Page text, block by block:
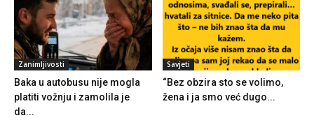
Zanimljivosti
Baka u autobusu nije mogla
platiti vožnju i zamolila je
da...
Savjeti
“Bez obzira sto se volimo,
žena i ja smo već dugo...